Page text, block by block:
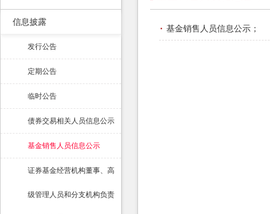
信息披露
发行公告
定期公告
临时公告
债券交易相关人员信息公示
基金销售人员信息公示
证券基金经营机构董事、高
级管理人员和分支机构负责
· ；
基金销售人员信息公示